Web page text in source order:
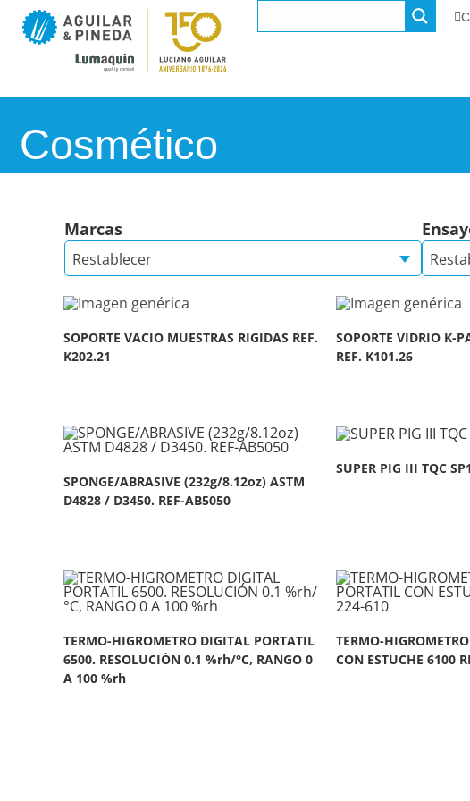
Cosmético
Marcas
Restablecer
SOPORTE VACIO MUESTRAS RIGIDAS REF.
K202.21
SOPORTE VIDRIO K-
REF. K101.26
SPONGE/ABRASIVE (232g/8.12oz) ASTM
D4828 / D3450. REF-AB5050
SUPER PIG III TQC
TERMO-HIGROMETRO DIGITAL PORTATIL
6500. RESOLUCIÓN 0.1 %rh/°C, RANGO 0
A 100 %rh
TERMO-
CON ESTUCHE 6100